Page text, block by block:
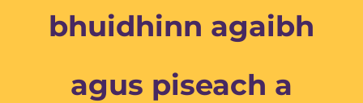
bhuidhinn agaibh
agus piseach a